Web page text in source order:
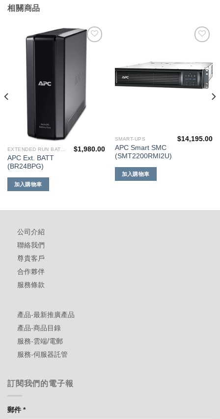
相關商品
APC Ext. BATT
(BR24BPG)
$1,980.00
加入購物車
望清
單
SMART-UPS
APC Smart SMC
(SMT2200RMI2U)
$14,195.00
加入購物車
公司介紹
聯絡我們
尊貴客戶
合作夥伴
服務條款
產品-最新推廣產品
產品-商品目錄
服務-雲端/電郵
服務-伺服器託管
訂閱我們的電子報
郵件*